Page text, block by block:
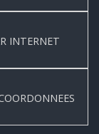
INTERNET